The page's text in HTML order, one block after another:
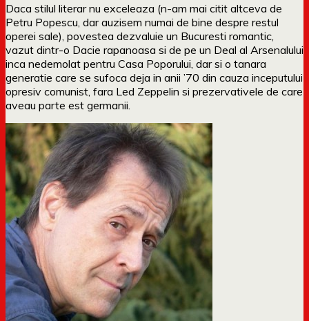
Daca stilul literar nu exceleaza (n-am mai citit altceva de
Petru Popescu, dar auzisem numai de bine despre restul
operei sale), povestea dezvaluie un Bucuresti romantic,
vazut dintr-o Dacie rapanoasa si de pe un Deal al Arsenalului
inca nedemolat pentru Casa Poporului, dar si o tanara
generatie care se sufoca deja in anii ’70 din cauza inceputului
opresiv comunist, fara Led Zeppelin si prezervativele de care
aveau parte est germanii.